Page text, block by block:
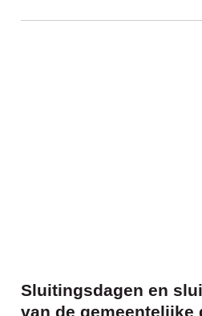
Sluitingsdagen en
van de gemeentelijke